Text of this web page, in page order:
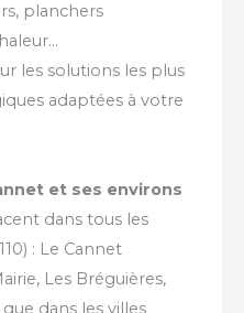
planchers
les solutions les plus
adaptées à votre
et ses environs
dans tous les
: Le Cannet
Les Bréguières,